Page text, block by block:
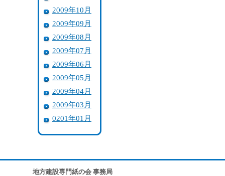
2009年10月
2009年09月
2009年08月
2009年07月
2009年06月
2009年05月
2009年04月
2009年03月
0201年01月
地方建設専門紙の会 事務局